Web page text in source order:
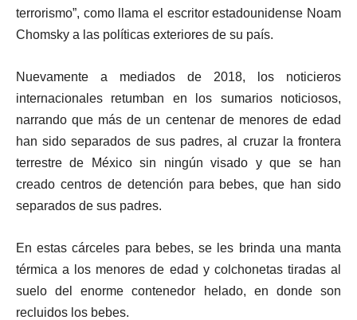
terrorismo”, como llama el escritor estadounidense Noam
Chomsky a las políticas exteriores de su país.
Nuevamente a mediados de 2018, los noticieros
internacionales retumban en los sumarios noticiosos,
narrando que más de un centenar de menores de edad
han sido separados de sus padres, al cruzar la frontera
terrestre de México sin ningún visado y que se han
creado centros de detención para bebes, que han sido
separados de sus padres.
En estas cárceles para bebes, se les brinda una manta
térmica a los menores de edad y colchonetas tiradas al
suelo del enorme contenedor helado, en donde son
recluidos los bebes.